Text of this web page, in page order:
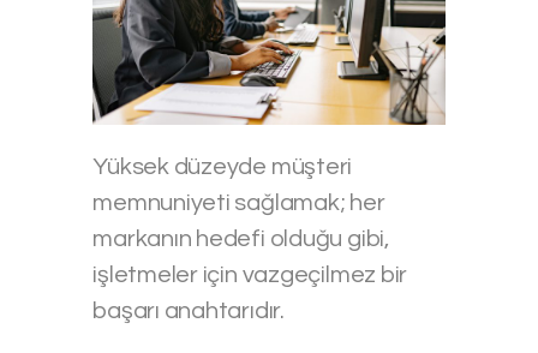
Yüksek düzeyde müşteri
memnuniyeti sağlamak; her
markanın hedefi olduğu gibi,
işletmeler için vazgeçilmez bir
başarı anahtarıdır.